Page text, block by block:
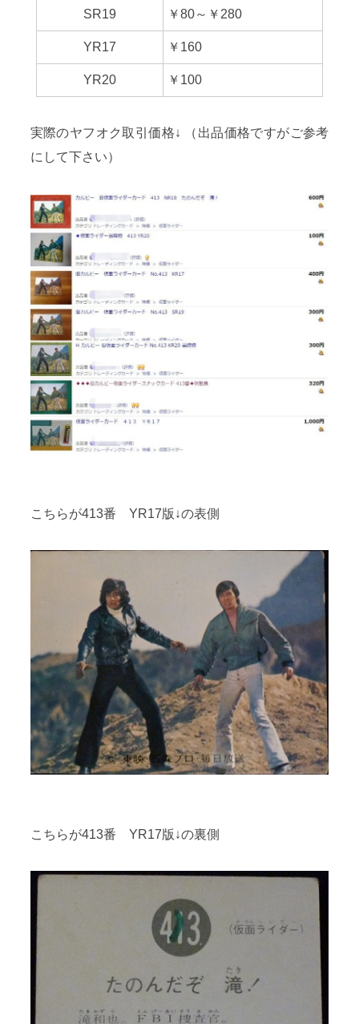
SR19 ￥80～￥280
YR17 ￥160
YR20 ￥100
実際のヤフオク取引価格↓ （出品価格ですがご参考
にして下さい）
こちらが413番 YR17版↓の表側
こちらが413番 YR17版↓の裏側